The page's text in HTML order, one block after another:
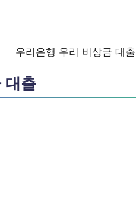
우리은행 우리 비상금 대출
대출